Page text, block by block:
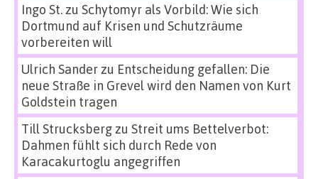
Ingo St.zu Schytomyr als Vorbild: Wie sich
Dortmund auf Krisen und Schutzräume
vorbereiten will
Ulrich Sanderzu Entscheidung gefallen: Die
neue Straße in Grevel wird den Namen von Kurt
Goldstein tragen
Till Strucksbergzu Streit ums Bettelverbot:
Dahmen fühlt sich durch Rede von
Karacakurtoglu angegriffen